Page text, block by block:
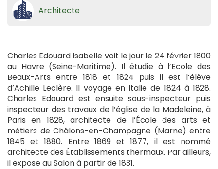
Architecte
Charles Edouard Isabelle voit le jour le 24 février 1800
au Havre (Seine-Maritime). Il étudie à l’Ecole des
Beaux-Arts entre 1818 et 1824 puis il est l’élève
d’Achille Leclère. Il voyage en Italie de 1824 à 1828.
Charles Edouard est ensuite sous-inspecteur puis
inspecteur des travaux de l’église de la Madeleine, à
Paris en 1828, architecte de l’École des arts et
métiers de Châlons-en-Champagne (Marne) entre
1845 et 1880. Entre 1869 et 1877, il est nommé
architecte des Établissements thermaux. Par ailleurs,
il expose au Salon à partir de 1831.